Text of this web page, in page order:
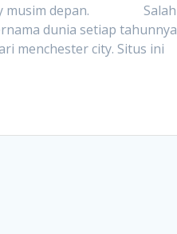
city musim depan. Salah
dunia setiap tahunnya
menchester city. Situs ini